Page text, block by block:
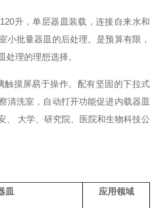
升，单层器皿装载，连接自来水和
小批量器皿的后处理。是预算有限，
处理的理想选择。
触摸屏易于操作。配有坚固的下拉式
清洗室，自动打开功能促进内载器皿
、 大学、研究院、医院和生物科技公
皿 应用领域